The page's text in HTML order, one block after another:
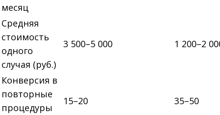
месяц
Средняя
стоимость
одного
случая (руб.)
3 500–5 000 1 200–2
Конверсия в
повторные
процедуры
15–20 35–50